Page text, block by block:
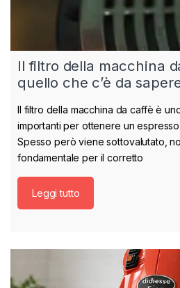
Il filtro della macchina
quello che c’è da
Il filtro della macchina da caffè è
importanti per ottenere un
Spesso però viene sottovalutato,
fondamentale per il corretto
Leggi tutto